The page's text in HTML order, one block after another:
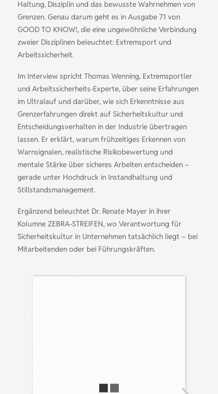
Haltung, Disziplin und das bewusste Wahrnehmen von
Grenzen. Genau darum geht es in Ausgabe 71 von
GOOD TO KNOW!, die eine ungewöhnliche Verbindung
zweier Disziplinen beleuchtet: Extremsport und
Arbeitssicherheit.
Im Interview spricht Thomas Wenning, Extremsportler
und Arbeitssicherheits-Experte, über seine Erfahrungen
im Ultralauf und darüber, wie sich Erkenntnisse aus
Grenzerfahrungen direkt auf Sicherheitskultur und
Entscheidungsverhalten in der Industrie übertragen
lassen. Er erklärt, warum frühzeitiges Erkennen von
Warnsignalen, realistische Risikobewertung und
mentale Stärke über sicheres Arbeiten entscheiden –
gerade unter Hochdruck in Instandhaltung und
Stillstandsmanagement.
Ergänzend beleuchtet Dr. Renate Mayer in ihrer
Kolumne ZEBRA-STREIFEN, wo Verantwortung für
Sicherheitskultur in Unternehmen tatsächlich liegt – bei
Mitarbeitenden oder bei Führungskräften.